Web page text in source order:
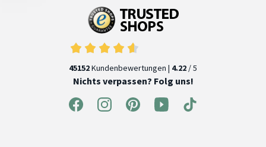
45152Kundenbewertungen | 4.22 / 5
Nichts verpassen? Folg uns!